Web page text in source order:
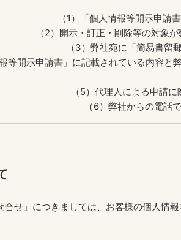
（1）「個人情報等開示申請
（2）開示・訂正・削除等の対象
（3）弊社宛に「簡易書留
等開示申請書」に記載されている内容
（5）代理人による申請
（6）弊社からの電話
せ」につきましては、お客様の個人情